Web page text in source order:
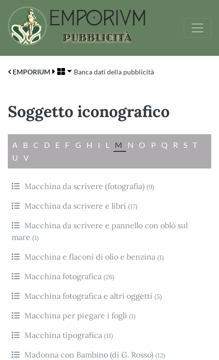
EMPORIUM Banca dati della pubblicità
Soggetto iconografico
A B C D E F G H I L M N O P Q R S T
U
V
Macchina da scrivere (fotografia) (9)
Macchina da scrivere e libri (17)
Macchina da scrivere e pannello con oblò sul
mare (1)
Macchina e flaconi di olio e benzina (1)
Macchina fotografica (26)
Macchina fotografica e altri oggetti (5)
Macchina per piegare i fogli (1)
Macchina tipografica (11)
Madonna con Bambino (di G. Rosso) (12)